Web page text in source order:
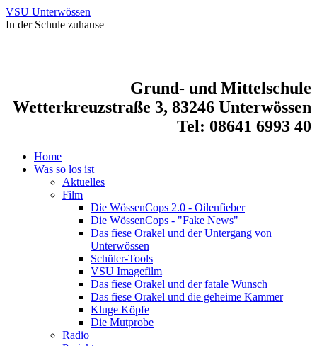
VSU Unterwössen
In der Schule zuhause
Grund- und Mittelschule
Wetterkreuzstraße 3, 83246 Unterwössen
Tel: 08641 6993 40
Home
Was so los ist
Aktuelles
Film
Die WössenCops 2.0 - Oilenfieber
Die WössenCops - "Fake News"
Das fiese Orakel und der Untergang von
Unterwössen
Schüler-Tools
VSU Imagefilm
Das fiese Orakel und der fatale Wunsch
Das fiese Orakel und die geheime Kammer
Kluge Köpfe
Die Mutprobe
Radio